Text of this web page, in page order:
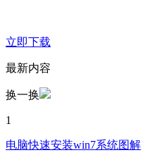
立即下载
最新内容
换一换
1
电脑快速安装win7系统图解